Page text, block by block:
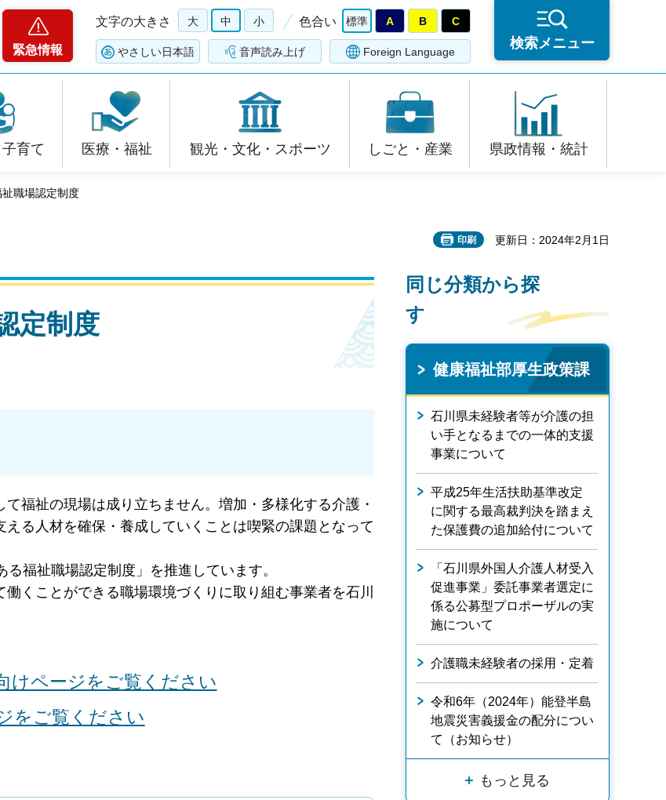
緊急情報
文字の大きさ 大 中 小 色合い 標準 A B C
やさしい日本語 音声読み上げ Foreign Language
検索メニュー
育て 医療・福祉 観光・文化・スポーツ しごと・産業 県政情報・統計
職場認定制度
印刷 更新日：2024年2月1日
定制度
福祉の現場は成り立ちません。増加・多様化する介護・
る人材を確保・養成していくことは喫緊の課題となって
福祉職場認定制度」を推進しています。
くことができる職場環境づくりに取り組む事業者を石川
けページをご覧ください
をご覧ください
同じ分類から探
す
健康福祉部厚生政策課
石川県未経験者等が介護の担
い手となるまでの一体的支援
事業について
平成25年生活扶助基準改定
に関する最高裁判決を踏まえ
た保護費の追加給付について
「石川県外国人介護人材受入
促進事業」委託事業者選定に
係る公募型プロポーザルの実
施について
介護職未経験者の採用・定着
令和6年（2024年）能登半島
地震災害義援金の配分につい
て（お知らせ）
もっと見る